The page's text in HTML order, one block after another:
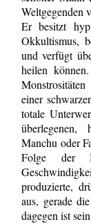
Weltgegenden
Er besitzt
Okkultismus,
und verfügt
heilen
einer
totale
Manchu oder
Folge der
produzierte,
aus, gerade
dagegen ist